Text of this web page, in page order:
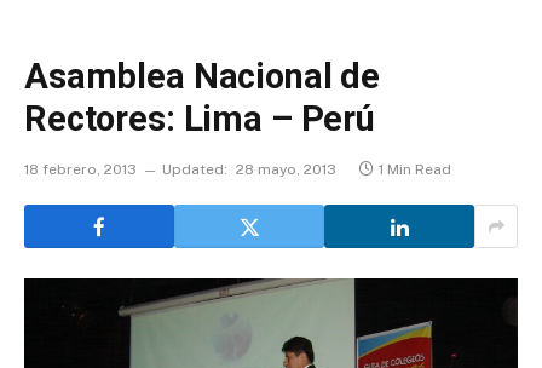
Asamblea Nacional de
Rectores: Lima – Perú
18 febrero, 2013 Updated: 28 mayo, 2013 1 Min Read